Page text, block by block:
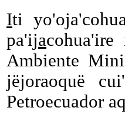
Iti
pa'ijacohua'ire
Ambiente
jëjoraoquë
Petroecuador